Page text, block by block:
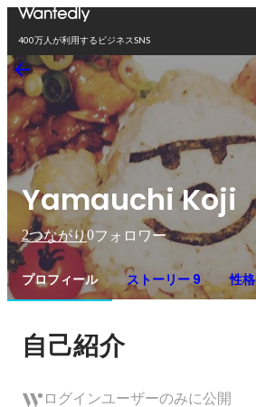
400万人が利用するビジネスSNS
Yamauchi Koji
2つながり0フォロワー
プロフィール ストーリー 9 性格
自己紹介
ログインユーザーのみに公開